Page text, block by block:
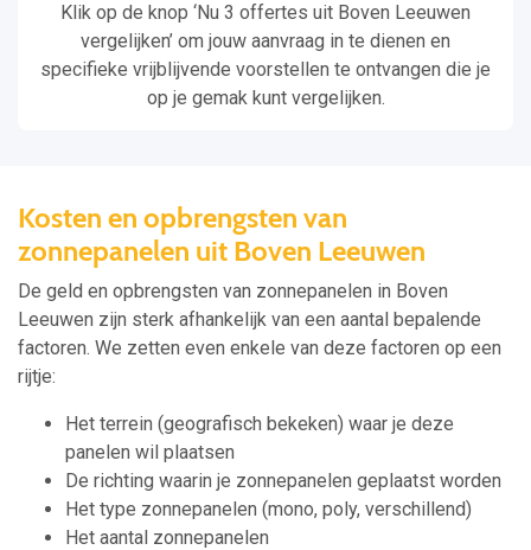
Klik op de knop ‘Nu 3 offertes uit Boven Leeuwen
vergelijken’ om jouw aanvraag in te dienen en
specifieke vrijblijvende voorstellen te ontvangen die je
op je gemak kunt vergelijken.
Kosten en opbrengsten van
zonnepanelen uit Boven Leeuwen
De geld en opbrengsten van zonnepanelen in Boven
Leeuwen zijn sterk afhankelijk van een aantal bepalende
factoren. We zetten even enkele van deze factoren op een
rijtje:
Het terrein (geografisch bekeken) waar je deze
panelen wil plaatsen
De richting waarin je zonnepanelen geplaatst worden
Het type zonnepanelen (mono, poly, verschillend)
Het aantal zonnepanelen